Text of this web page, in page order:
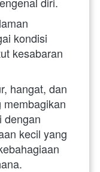
kondisi
kesabaran
hangat, dan
dengan
kecil yang